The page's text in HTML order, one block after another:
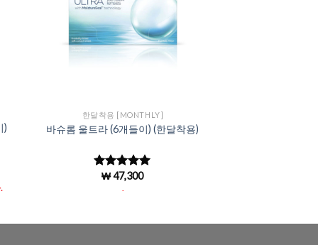
)
한달착용 [MONTHLY]
바슈롬 울트라 (6개들이) (한달착용)
5 중에서
로 평
₩47,300